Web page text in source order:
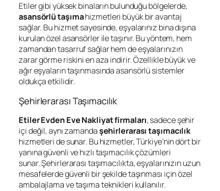
Etiler gibi yüksek binaların bulunduğu bölgelerde,
asansörlü taşımahizmetleri büyük bir avantaj
sağlar. Bu hizmet sayesinde, eşyalarınız bina dışına
kurulan özel asansörler ile taşınır. Bu yöntem, hem
zamandan tasarruf sağlar hem de eşyalarınızın
zarar görme riskini en aza indirir. Özellikle büyük ve
ağır eşyaların taşınmasında asansörlü sistemler
oldukça etkilidir.
Şehirlerarası Taşımacılık
Etiler Evden Eve Nakliyat firmaları, sadece şehir
içi değil, aynı zamandaşehirlerarası taşımacılık
hizmetleri de sunar. Bu hizmetler, Türkiye’nin dört bir
yanına güvenli ve hızlı taşımacılık çözümleri
sunar. Şehirlerarası taşımacılıkta, eşyalarınızın uzun
mesafelerde güvenli bir şekilde taşınması için özel
ambalajlama ve taşıma teknikleri kullanılır.